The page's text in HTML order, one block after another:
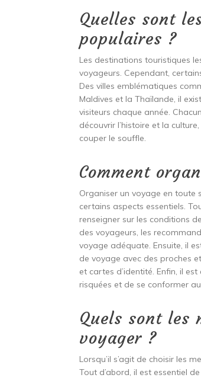
Quelles sont
populaires ?
Les destinations touristiques
voyageurs. Cependant,
Des villes emblématiques
Maldives et la Thaïlande, il
visiteurs chaque année.
découvrir l’histoire et la
couper le souffle.
Comment
Organiser un voyage en toute
certains aspects essentiels.
renseigner sur les conditions
des voyageurs, les
voyage adéquate. Ensuite, il
de voyage avec des proches
et cartes d’identité. Enfin, il
risquées et de se conformer
Quels sont les
voyager ?
Lorsqu’il s’agit de choisir les
Tout d’abord, il est essentiel